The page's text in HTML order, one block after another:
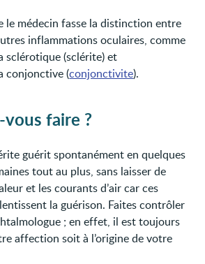
le médecin fasse la distinction entre
inflammations oculaires, comme
sclérotique (sclérite) et
conjonctive (conjonctivite).
faire ?
guérit spontanément en quelques
tout au plus, sans laisser de
et les courants d’air car ces
la guérison. Faites contrôler
; en effet, il est toujours
affection soit à l’origine de votre